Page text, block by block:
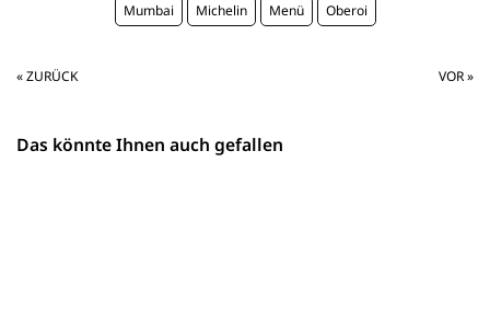
Mumbai Michelin Menü Oberoi
« ZURÜCK VOR »
Das könnte Ihnen auch gefallen